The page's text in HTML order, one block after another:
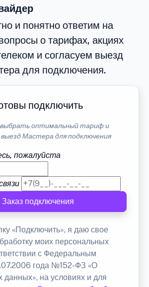
и понятно ответим на
о тарифах, акциях
и согласуем выезд
для подключения.
подключить
оптимальный тариф и
выезд Мастера для подключения
пожалуйста
Заказ подключения
«Подключить», я даю свое
моих персональных
с Федеральным
года №152-ФЗ «О
данных», на условиях и для